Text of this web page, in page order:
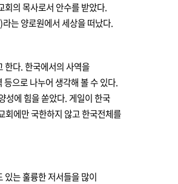
회의 목사로서 안수를 받았다.
는 양로원에서 세상을 떠났다.
다. 한국에서의 사역을
으로 나누어 생각해 볼 수 있다.
성에 힘을 쏟았다. 게일이 한국
회에만 국한하지 않고 한국전체를
는 훌륭한 저서들을 많이